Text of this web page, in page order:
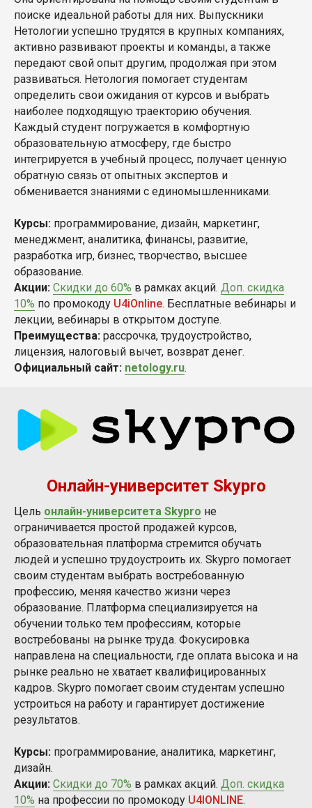
поиске идеальной работы для них. Выпускники
Нетологии успешно трудятся в крупных компаниях,
активно развивают проекты и команды, а также
передают свой опыт другим, продолжая при этом
развиваться. Нетология помогает студентам
определить свои ожидания от курсов и выбрать
наиболее подходящую траекторию обучения.
Каждый студент погружается в комфортную
образовательную атмосферу, где быстро
интегрируется в учебный процесс, получает ценную
обратную связь от опытных экспертов и
обменивается знаниями с единомышленниками.
Курсы: программирование, дизайн, маркетинг,
менеджмент, аналитика, финансы, развитие,
разработка игр, бизнес, творчество, высшее
образование.
Акции: Скидки до 60% в рамках акций. Доп. скидка
10% по промокоду U4iOnline. Бесплатные вебинары и
лекции, вебинары в открытом доступе.
Преимущества: рассрочка, трудоустройство,
лицензия, налоговый вычет, возврат денег.
Официальный сайт: netology.ru.
Онлайн-университет Skypro
Цель онлайн-университета Skypro не
ограничивается простой продажей курсов,
образовательная платформа стремится обучать
людей и успешно трудоустроить их. Skypro помогает
своим студентам выбрать востребованную
профессию, меняя качество жизни через
образование. Платформа специализируется на
обучении только тем профессиям, которые
востребованы на рынке труда. Фокусировка
направлена на специальности, где оплата высока и на
рынке реально не хватает квалифицированных
кадров. Skypro помогает своим студентам успешно
устроиться на работу и гарантирует достижение
результатов.
Курсы: программирование, аналитика, маркетинг,
дизайн.
Акции: Скидки до 70% в рамках акций. Доп. скидка
10% на профессии по промокоду U4IONLINE.